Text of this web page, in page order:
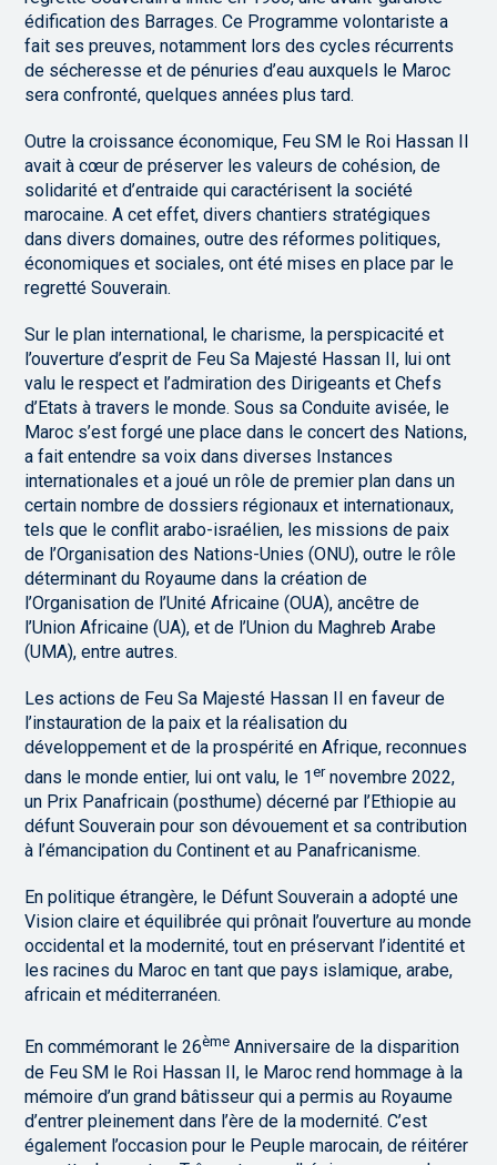
édification des Barrages. Ce Programme volontariste a
fait ses preuves, notamment lors des cycles récurrents
de sécheresse et de pénuries d’eau auxquels le Maroc
sera confronté, quelques années plus tard.
Outre la croissance économique, Feu SM le Roi Hassan II
avait à cœur de préserver les valeurs de cohésion, de
solidarité et d’entraide qui caractérisent la société
marocaine. A cet effet, divers chantiers stratégiques
dans divers domaines, outre des réformes politiques,
économiques et sociales, ont été mises en place par le
regretté Souverain.
Sur le plan international, le charisme, la perspicacité et
l’ouverture d’esprit de Feu Sa Majesté Hassan II, lui ont
valu le respect et l’admiration des Dirigeants et Chefs
d’Etats à travers le monde. Sous sa Conduite avisée, le
Maroc s’est forgé une place dans le concert des Nations,
a fait entendre sa voix dans diverses Instances
internationales et a joué un rôle de premier plan dans un
certain nombre de dossiers régionaux et internationaux,
tels que le conflit arabo-israélien, les missions de paix
de l’Organisation des Nations-Unies (ONU), outre le rôle
déterminant du Royaume dans la création de
l’Organisation de l’Unité Africaine (OUA), ancêtre de
l’Union Africaine (UA), et de l’Union du Maghreb Arabe
(UMA), entre autres.
Les actions de Feu Sa Majesté Hassan II en faveur de
l’instauration de la paix et la réalisation du
développement et de la prospérité en Afrique, reconnues
dans le monde entier, lui ont valu, le 1er novembre 2022,
un Prix Panafricain (posthume) décerné par l’Ethiopie au
défunt Souverain pour son dévouement et sa contribution
à l’émancipation du Continent et au Panafricanisme.
En politique étrangère, le Défunt Souverain a adopté une
Vision claire et équilibrée qui prônait l’ouverture au monde
occidental et la modernité, tout en préservant l’identité et
les racines du Maroc en tant que pays islamique, arabe,
africain et méditerranéen.
En commémorant le 26ème Anniversaire de la disparition
de Feu SM le Roi Hassan II, le Maroc rend hommage à la
mémoire d’un grand bâtisseur qui a permis au Royaume
d’entrer pleinement dans l’ère de la modernité. C’est
également l’occasion pour le Peuple marocain, de réitérer